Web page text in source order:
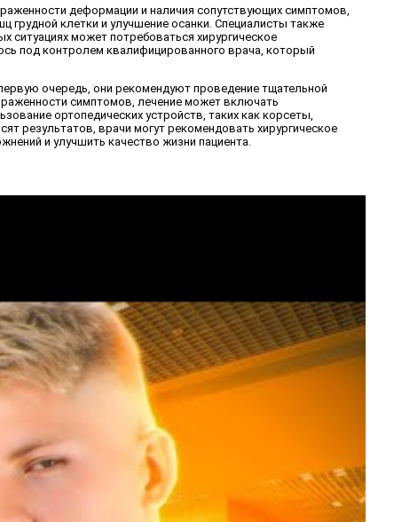
деформации и наличия сопутствующих симптомов,
грудной клетки и улучшение осанки. Специалисты также
ситуациях может потребоваться хирургическое
под контролем квалифицированного врача, который
очередь, они рекомендуют проведение тщательной
симптомов, лечение может включать
ортопедических устройств, таких как корсеты,
результатов, врачи могут рекомендовать хирургическое
и улучшить качество жизни пациента.